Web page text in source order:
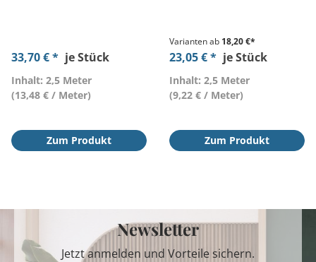
33,70 € * je Stück
Inhalt: 2,5 Meter
(13,48 € / Meter)
Zum Produkt
Varianten ab 18,20 €*
23,05 € * je Stück
Inhalt: 2,5 Meter
(9,22 € / Meter)
Zum Produkt
Newsletter
Jetzt anmelden und Vorteile sichern.